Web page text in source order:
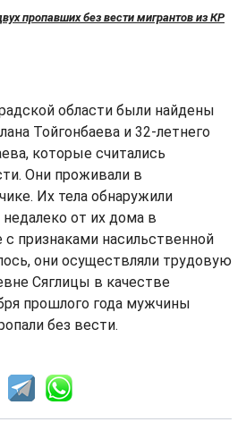
пропавших без вести мигрантов из КР
области были найдены
Тойгонбаева и 32-летнего
которые считались
Они проживали в
Их тела обнаружили
от их дома в
признаками насильственной
они осуществляли трудовую
Сяглицы в качестве
прошлого года мужчины
без вести.